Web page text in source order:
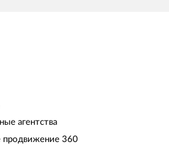
агентства
продвижение 360